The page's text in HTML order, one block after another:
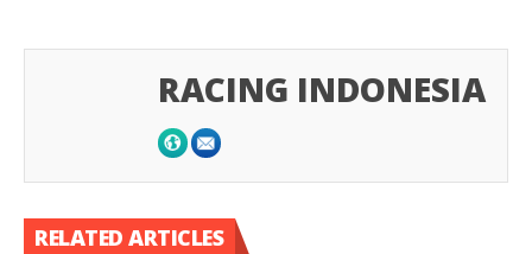
RACING INDONESIA
RELATED ARTICLES